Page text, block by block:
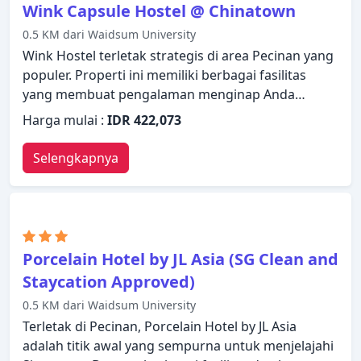
Wink Capsule Hostel @ Chinatown
0.5 KM dari Waidsum University
Wink Hostel terletak strategis di area Pecinan yang
populer. Properti ini memiliki berbagai fasilitas
yang membuat pengalaman menginap Anda
menyenangkan. Fasilitas-fasilitas seperti WiFi gratis
di semua kamar, resepsionis 24 jam, penyimpanan
barang, Wi-fi di tempat umum, kamar untuk
keluarga tersedia untuk Anda nikmati. Kamar
dirancang untuk memberikan tingkat kenyamanan
seperti loker, akses internet WiFi (gratis), kamar
bebas asap rokok, AC, kamar mandi bersama. Hotel
ini menawarkan berbagai pilihan rekreasi.
Temukan semua yang Singapura tawarkan dengan
membuat Wink Hostel sebagai tempat
persinggahan Anda.
Harga mulai : IDR 422,073
Selengkapnya
Porcelain Hotel by JL Asia (SG Clean and
Staycation Approved)
0.5 KM dari Waidsum University
Terletak di Pecinan, Porcelain Hotel by JL Asia
adalah titik awal yang sempurna untuk menjelajahi